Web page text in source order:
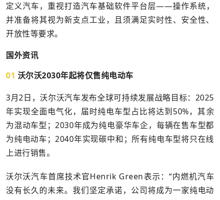
定义汽车，重视打造汽车基础软件平台层——操作系统，
并准备将其视为新支点工业，且须满足实时性、安全性、
开放性等要求。
国外资讯
01 沃尔沃2030年起将仅售纯电动车
3月2日，沃尔沃汽车发布全球可持续发展战略目标：2025
年实现全面电气化，届时纯电车型占比将达到50%，其余
为混动车型；2030年成为纯电豪华车企，每辆在售车型都
为纯电动车；2040年实现碳中和；所有纯电车型将只在线
上进行销售。
沃尔沃汽车首席技术官Henrik Green表示：“内燃机汽车
没有长久的未来。我们坚定承诺，公司将成为一家纯电动